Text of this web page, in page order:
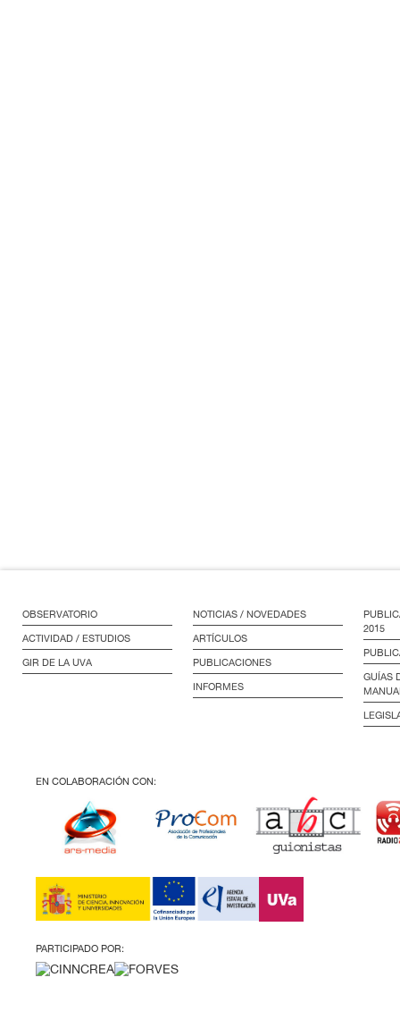
OBSERVATORIO
ACTIVIDAD / ESTUDIOS
GIR DE LA UVA
NOTICIAS / NOVEDADES
ARTÍCULOS
PUBLICACIONES
INFORMES
2015
GUÍAS
EN COLABORACIÓN CON:
PARTICIPADO POR: